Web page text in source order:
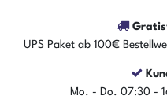
UPS Paket ab 100€
Mo. - Do. 07:30 -